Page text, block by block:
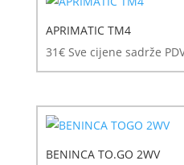
APRIMATIC TM4
31€ Sve cijene sadrže
BENINCA TO.GO 2WV